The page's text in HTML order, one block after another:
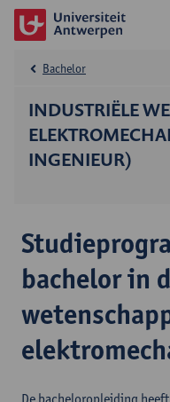
INDUSTRIËLE
INGENIEUR)
Bachelor
bachelor in